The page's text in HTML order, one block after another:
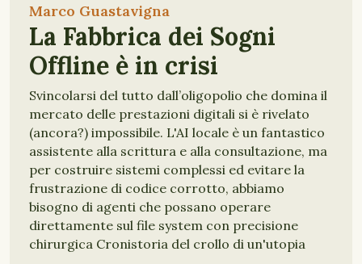
Marco Guastavigna
La Fabbrica dei Sogni
Offline è in crisi
Svincolarsi del tutto dall’oligopolio che domina il
mercato delle prestazioni digitali si è rivelato
(ancora?) impossibile. L'AI locale è un fantastico
assistente alla scrittura e alla consultazione, ma
per costruire sistemi complessi ed evitare la
frustrazione di codice corrotto, abbiamo
bisogno di agenti che possano operare
direttamente sul file system con precisione
chirurgica Cronistoria del crollo di un'utopia